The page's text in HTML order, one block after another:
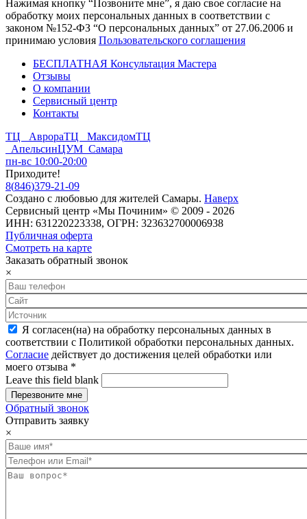
Нажимая кнопку “Позвоните мне”, я даю свое согласие на
обработку моих персональных данных в соответствии с
законом №152-ФЗ “О персональных данных” от 27.06.2006 и
принимаю условия Пользовательского соглашения
БЕСПЛАТНАЯ Консультация Мастера
Отзывы
О компании
Сервисный центр
Контакты
ТЦ АврораТЦ МаксидомТЦ
АпельсинЦУМ Самара
пн-вс 10:00-20:00
Приходите!
8(846)379-21-09
Создано с любовью для жителей Самары. Наверх
Сервисный центр «Мы Починим» © 2009 - 2026
ИНН: 631220223338, ОГРН: 323632700006938
Публичная оферта
Смотреть на карте
Заказать обратный звонок
×
Я согласен(на) на обработку персональных данных в
соответствии с Политикой обработки персональных данных.
Согласие действует до достижения целей обработки или
моего отзыва *
Leave this field blank
Обратный звонок
Отправить заявку
×